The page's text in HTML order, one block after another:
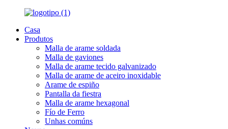
Casa
Produtos
Malla de arame soldada
Malla de gaviones
Malla de arame tecido galvanizado
Malla de arame de aceiro inoxidable
Arame de espiño
Pantalla da fiestra
Malla de arame hexagonal
Fío de Ferro
Unhas comúns